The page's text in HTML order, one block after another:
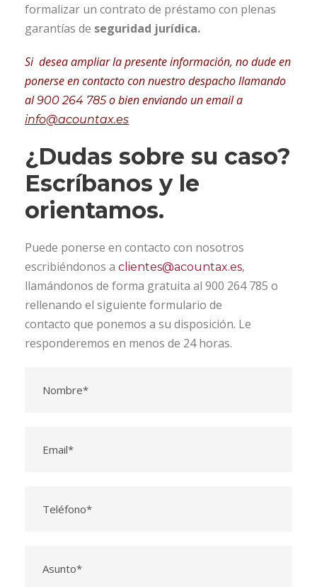
formalizar un contrato de préstamo con plenas
garantías de seguridad jurídica.
Si desea ampliar la presente información, no dude en
ponerse en contacto con nuestro despacho llamando
al 900 264 785o bien enviando un email a
info@acountax.es
¿Dudas sobre su caso?
Escríbanos y le
orientamos.
Puede ponerse en contacto con nosotros
escribiéndonos a clientes@acountax.es,
llamándonos de forma gratuita al 900 264 785 o
rellenando el siguiente formulario de
contacto que ponemos a su disposición. Le
responderemos en menos de 24 horas.